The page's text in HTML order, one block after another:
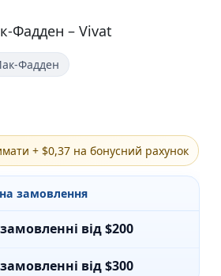
Фадден – Vivat
Фадден
+ $0,37 на бонусний рахунок
замовлення
від $200
від $300